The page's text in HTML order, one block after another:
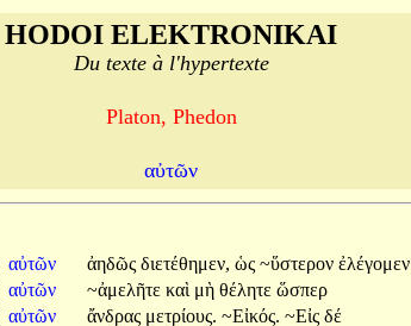
HODOI ELEKTRONIKAI
Du texte à l'hypertexte
Platon, Phedon
αὐτῶν
αὐτῶν ἀηδῶς διετέθημεν, ὡς ~ὕστερον ἐλέγομεν
αὐτῶν ~ἀμελῆτε καὶ μὴ θέλητε ὥσπερ
αὐτῶν ἄνδρας μετρίους. ~Εἰκός. ~Εἰς δέ